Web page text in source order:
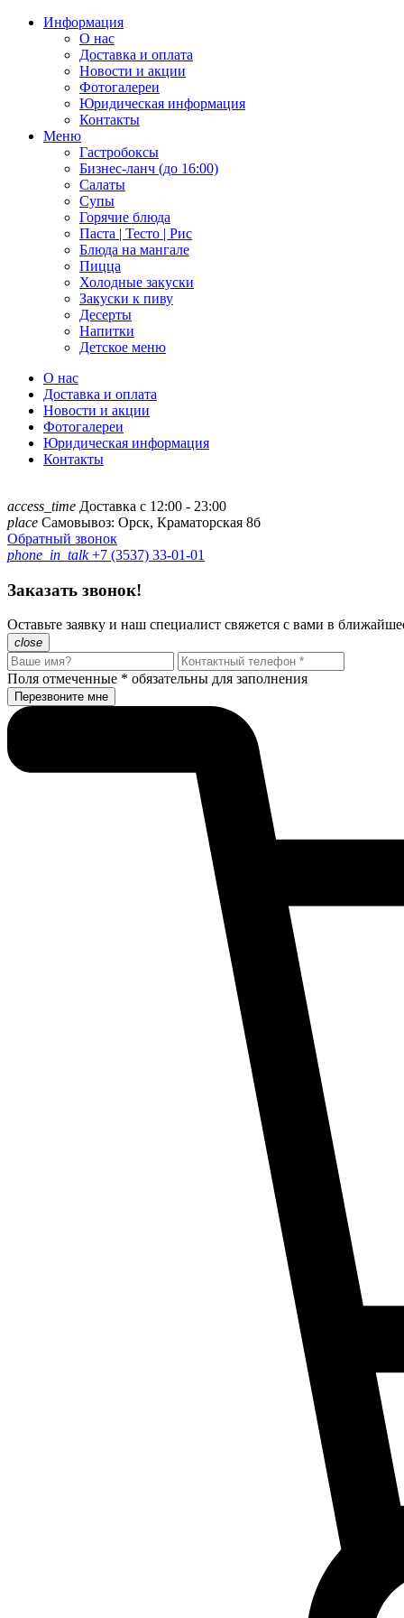
Информация
О нас
Доставка и оплата
Новости и акции
Фотогалереи
Юридическая информация
Контакты
Меню
Гастробоксы
Бизнес-ланч (до 16:00)
Салаты
Супы
Горячие блюда
Паста | Тесто | Рис
Блюда на мангале
Пицца
Холодные закуски
Закуски к пиву
Десерты
Напитки
Детское меню
О нас
Доставка и оплата
Новости и акции
Фотогалереи
Юридическая информация
Контакты
access_time Доставка с 12:00 - 23:00
place Самовывоз: Орск, Краматорская 8б
Обратный звонок
phone_in_talk+7 (3537) 33-01-01
Заказать звонок!
Оставьте заявку и наш специалист свяжется с вами в
close
Поля отмеченные * обязательны для заполнения